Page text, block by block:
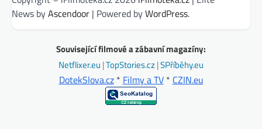
News byAscendoor | Powered byWordPress.
Související filmové a zábavní magazíny:
Netflixer.eu |TopStories.cz|SPříběhy.eu
DotekSlova.cz* Filmy a TV* CZIN.eu